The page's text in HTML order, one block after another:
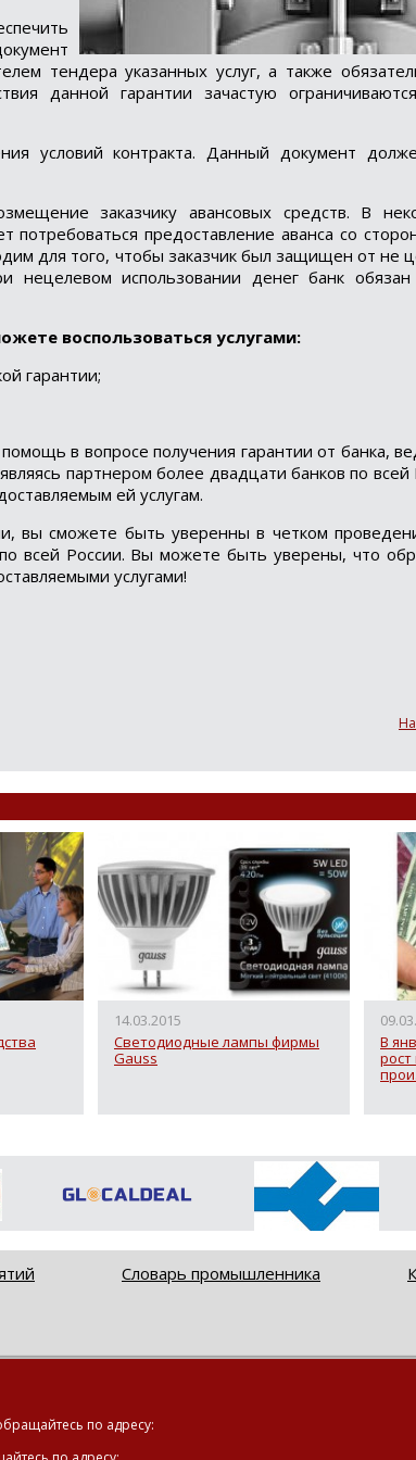
тендера указанных услуг, а также
данной гарантии зачастую
условий контракта. Данный документ
заказчику авансовых средств. В
потребоваться предоставление аванса со
для того, чтобы заказчик был защищен от не
нецелевом использовании денег банк обязан
воспользоваться услугами:
гарантии;
в вопросе получения гарантии от банка,
партнером более двадцати банков по всей
ей услугам.
вы сможете быть уверенны в четком
всей России. Вы можете быть уверены, что
услугами!
14.03.2015
Светодиодные лампы фирмы
Gauss
В
Словарь промышленника
по адресу:
Loading...